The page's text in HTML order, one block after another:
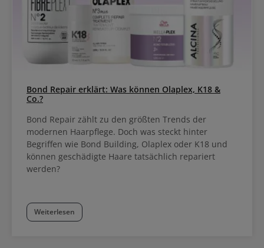
Bond Repair erklärt: Was können Olaplex, K18 &
Co.?
Bond Repair zählt zu den größten Trends der
modernen Haarpflege. Doch was steckt hinter
Begriffen wie Bond Building, Olaplex oder K18 und
können geschädigte Haare tatsächlich repariert
werden?
Weiterlesen